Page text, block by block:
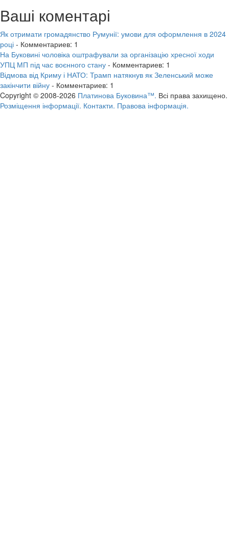
Ваші коментарі
Як отримати громадянство Румунії: умови для оформлення в 2024
році - Комментариев: 1
На Буковині чоловіка оштрафували за організацію хресної ходи
УПЦ МП під час воєнного стану - Комментариев: 1
Відмова від Криму і НАТО: Трамп натякнув як Зеленський може
закінчити війну - Комментариев: 1
Copyright © 2008-2026 Платинова Буковина™. Всі права захищено.
Розміщення інформації. Контакти. Правова інформація.